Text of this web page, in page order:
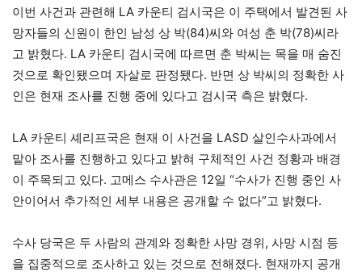
이번 사건과 관련해 LA 카운티 검시국은 이 주택에서 발견된 사
망자들의 신원이 한인 남성 상 박(84)씨와 여성 춘 박(78)씨라
고 밝혔다. LA 카운티 검시국에 따르면 춘 박씨는 목을 매 숨진
것으로 확인됐으며 자살로 판정됐다. 반면 상 박씨의 정확한 사
인은 현재 조사를 진행 중에 있다고 검시국 측은 밝혔다.
LA 카운티 셰리프국은 현재 이 사건을 LASD 살인수사과에서
맡아 조사를 진행하고 있다고 밝혀 구체적인 사건 정황과 배경
이 주목되고 있다. 고메스 수사관은 12일 “수사가 진행 중인 사
안이어서 추가적인 세부 내용은 공개할 수 없다”고 밝혔다.
수사 당국은 두 사람의 관계와 정확한 사망 경위, 사망 시점 등
을 집중적으로 조사하고 있는 것으로 전해졌다. 현재까지 공개